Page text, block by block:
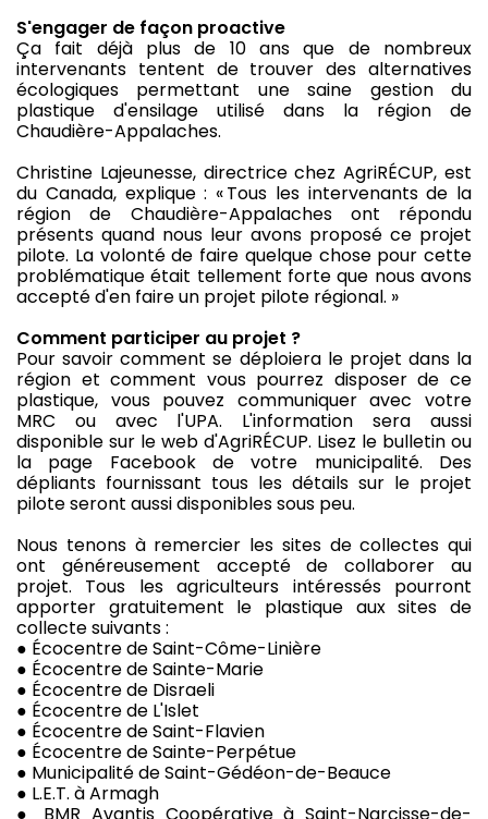
S'engager de façon proactive
Ça fait déjà plus de 10 ans que de nombreux
intervenants tentent de trouver des alternatives
écologiques permettant une saine gestion du
plastique d'ensilage utilisé dans la région de
Chaudière-Appalaches.
Christine Lajeunesse, directrice chez AgriRÉCUP, est
du Canada, explique : « Tous les intervenants de la
région de Chaudière-Appalaches ont répondu
présents quand nous leur avons proposé ce projet
pilote. La volonté de faire quelque chose pour cette
problématique était tellement forte que nous avons
accepté d'en faire un projet pilote régional. »
Comment participer au projet ?
Pour savoir comment se déploiera le projet dans la
région et comment vous pourrez disposer de ce
plastique, vous pouvez communiquer avec votre
MRC ou avec l'UPA. L'information sera aussi
disponible sur le web d'AgriRÉCUP. Lisez le bulletin ou
la page Facebook de votre municipalité. Des
dépliants fournissant tous les détails sur le projet
pilote seront aussi disponibles sous peu.
Nous tenons à remercier les sites de collectes qui
ont généreusement accepté de collaborer au
projet. Tous les agriculteurs intéressés pourront
apporter gratuitement le plastique aux sites de
collecte suivants :
● Écocentre de Saint-Côme-Linière
● Écocentre de Sainte-Marie
● Écocentre de Disraeli
● Écocentre de L'Islet
● Écocentre de Saint-Flavien
● Écocentre de Sainte-Perpétue
● Municipalité de Saint-Gédéon-de-Beauce
● L.E.T. à Armagh
● BMR Avantis Coopérative à Saint-Narcisse-de-